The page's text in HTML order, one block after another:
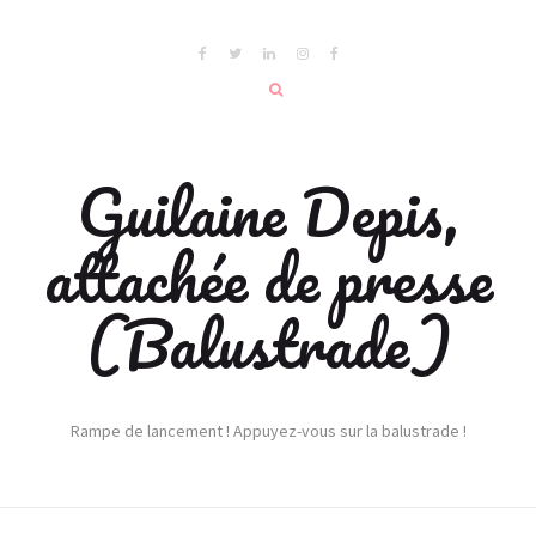
Guilaine Depis,
attachée de presse
(Balustrade)
Rampe de lancement ! Appuyez-vous sur la balustrade !